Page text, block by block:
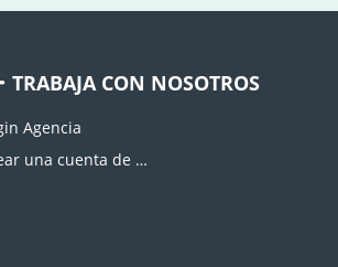
TRABAJA CON NOSOTROS
Agencia
Crear una cuenta de agencia